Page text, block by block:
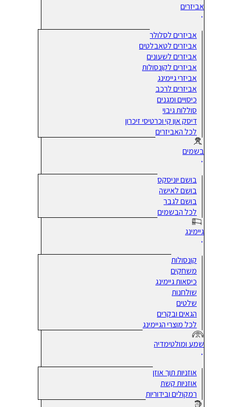
אביזרים
אביזרים לסלולר
אביזרים לטאבלטים
אביזרים לשעונים
אביזרים לקונסולות
אביזרי גיימינג
אביזרים לרכב
כיסויים ומגנים
סוללות גיבוי
דיסק און קי וכרטיסי זיכרון
לכל האביזרים
בשמים
בושם יוניסקס
בושם לאישה
בושם לגבר
לכל הבשמים
גיימינג
קונסולות
משחקים
כיסאות גיימינג
שולחנות
שלטים
הגאים ובקרים
לכל מוצרי הגיימינג
שמע ומולטימדיה
אוזניות תוך אוזן
אוזניות קשת
רמקולים ובידוריות